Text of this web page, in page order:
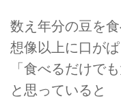
数え年分の豆を
想像以上に口が
「食べるだけでも
と思っていると